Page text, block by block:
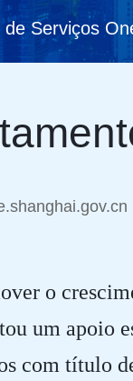
de Serviços
o
um apoio
com título